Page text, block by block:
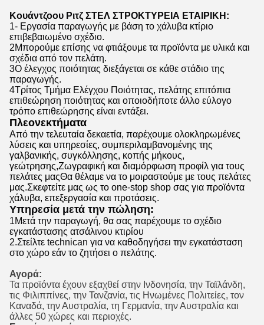
Κουάντζοου Ριτζ ΣΤΕΛ ΣΤΡΟΚΤΥΡΕΙΑ ΕΤΑΙΡΙΚΗ:
1- Εργασία παραγωγής με βάση το χάλυβα κτίριο
επιβεβαιωμένο σχέδιο.
2Μπορούμε επίσης να φτιάξουμε τα προϊόντα με υλικά και
σχέδια από τον πελάτη.
3Ο έλεγχος ποιότητας διεξάγεται σε κάθε στάδιο της
παραγωγής.
4Τρίτος Τμήμα Ελέγχου Ποιότητας, πελάτης επιτόπια
επιθεώρηση ποιότητας και οποιοδήποτε άλλο εύλογο
τρόπο επιθεώρησης είναι εντάξει.
Πλεονεκτήματα
Από την τελευταία δεκαετία, παρέχουμε ολοκληρωμένες
λύσεις και υπηρεσίες, συμπεριλαμβανομένης της
γαλβανικής, συγκόλλησης, κοπής μήκους,
γεώτρησης,Ζωγραφική και διαμόρφωση προφίλ για τους
πελάτες μαςΘα θέλαμε να το μοιραστούμε με τους πελάτες
μας.Σκεφτείτε μας ως το one-stop shop σας για προϊόντα
χάλυβα, επεξεργασία και προτάσεις.
Υπηρεσία μετά την πώληση:
1Μετά την παραγωγή, θα σας παρέχουμε το σχέδιο
εγκατάστασης ατσάλινου κτιρίου
2.Στείλτε technican για να καθοδηγήσει την εγκατάσταση
στο χώρο εάν το ζητήσει ο πελάτης.
Αγορά:
Τα προϊόντα έχουν εξαχθεί στην Ινδονησία, την Ταϊλάνδη,
τις Φιλιππίνες, την Τανζανία, τις Ηνωμένες Πολιτείες, τον
Καναδά, την Αυστραλία, τη Γερμανία, την Αυστραλία και
άλλες 50 χώρες και περιοχές.